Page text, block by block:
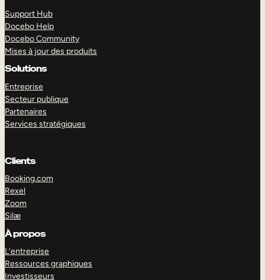
Support Hub
Docebo Help
Docebo Community
Mises à jour des produits
Solutions
Entreprise
Secteur publique
Partenaires
Services stratégiques
Clients
Booking.com
Rexel
Zoom
Silæ
À propos
L’entreprise
Ressources graphiques
Investisseurs